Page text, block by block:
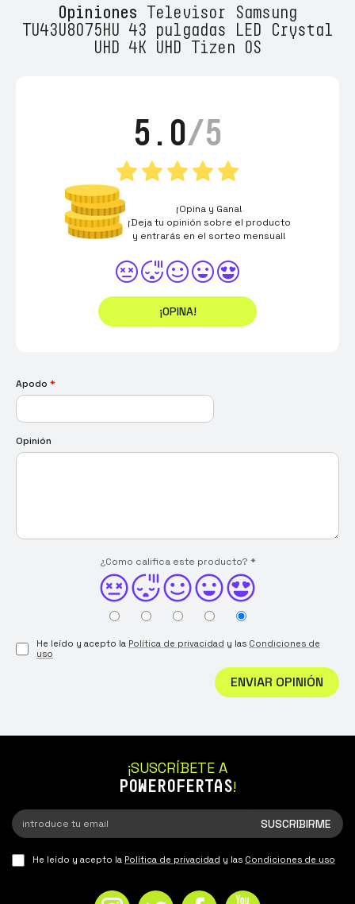
Opiniones Televisor Samsung
TU43U8075HU 43 pulgadas LED Crystal
UHD 4K UHD Tizen OS
5.0/5
¡Opina y Gana!
¡Deja tu opinión sobre el producto
y entrarás en el sorteo mensual!
¡OPINA!
Apodo *
Opinión
¿Como califica este producto? *
He leído y acepto la Política de privacidad y las Condiciones de
uso
ENVIAR OPINIÓN
¡SUSCRÍBETE A
POWEROFERTAS!
He leído y acepto la Política de privacidad y las Condiciones de uso